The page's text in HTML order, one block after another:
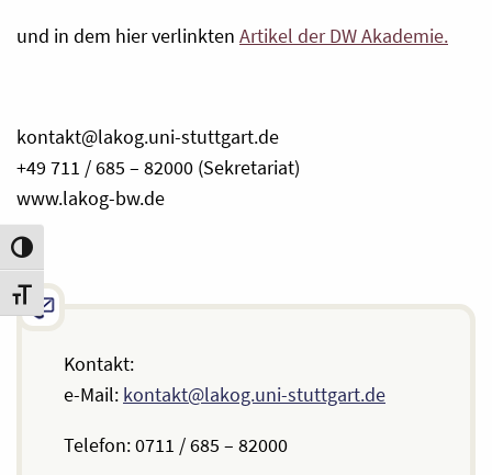
Umschalten auf hohe Kontraste
Schrift vergrößern
und in dem hier verlinkten Artikel der DW Akademie.
kontakt@lakog.uni-stuttgart.de
+49 711 / 685 – 82000 (Sekretariat)
www.lakog-bw.de
Kontakt:
e-Mail: kontakt@lakog.uni-stuttgart.de
Telefon: 0711 / 685 – 82000